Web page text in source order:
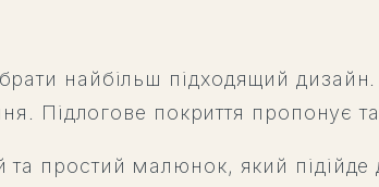
найбільш підходящий дизайн.
Підлогове покриття пропонує
простий малюнок, який підійде